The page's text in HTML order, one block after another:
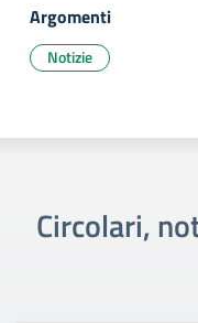
Argomenti
Notizie
Circolari,